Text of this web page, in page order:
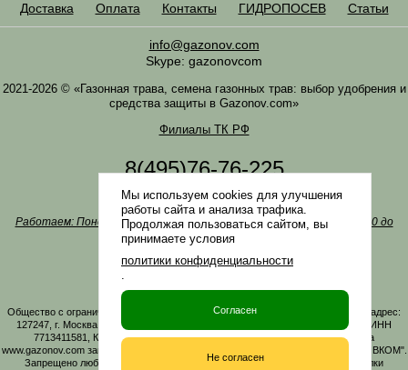
Доставка
Оплата Контакты ГИДРОПОСЕВ Статьи
info@gazonov.com
Skype: gazonovcom
2021-2026 © «Газонная трава, семена газонных трав: выбор удобрения и
средства защиты в Gazonov.com»
Филиалы ТК РФ
8(495)76-76-225
8(985)76-76-335
Наша почтаinfo@gazonov.com
Работаем: Понедельник-четверг с 10:00 до 18:00, пятница - с 10:00 до
17:00
Наши награды и письма
Политика конфиденциальности
Заказать обратный звонок
Общество с ограниченной ответственностью «ГАЗОНОВКОМ» Юридический адрес:
127247, г. Москва, Дмитровское ш., д. 100, стр. 2, этаж 01, помещение 3106 ИНН
7713411581, КПП 771301001 ОГРН 1167746161219. Все материалы сайта
www.gazonov.com защищены авторским правом и принадлежат ООО "ГАЗОНОВКОМ".
Запрещено любое копирование материалов сайта без активной гиперссылки
Мы используем cookies для улучшения
работы сайта и анализа трафика.
Продолжая пользоваться сайтом, вы
принимаете условия
политики конфиденциальности
.
Согласен
Не согласен